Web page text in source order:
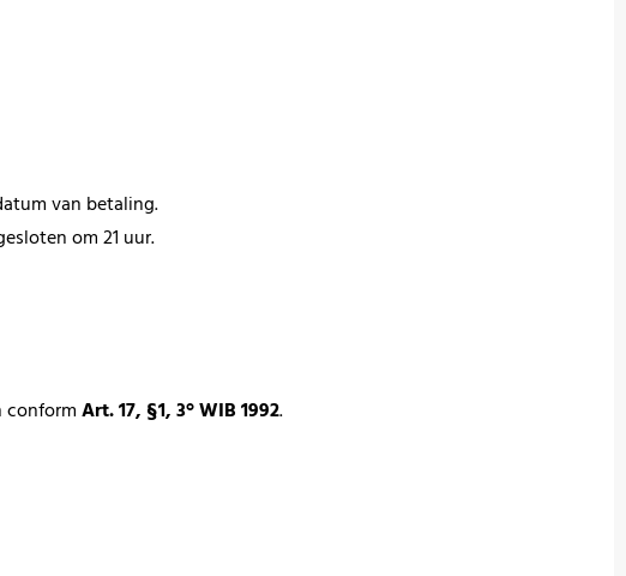
van betaling.
om 21 uur.
conformArt. 17, §1, 3° WIB 1992.